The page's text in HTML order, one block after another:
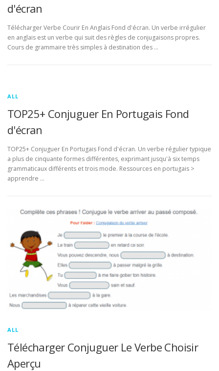
d'écran
Télécharger Verbe Courir En Anglais Fond d'écran. Un verbe irrégulier
en anglais est un verbe qui suit des règles de conjugaisons propres.
Cours de grammaire très simples à destination des …
ALL
TOP25+ Conjuguer En Portugais Fond
d'écran
TOP25+ Conjuguer En Portugais Fond d'écran. Un verbe régulier typique
a plus de cinquante formes différentes, exprimant jusqu'à six temps
grammaticaux différents et trois mode. Ressources en portugais >
apprendre …
ALL
Télécharger Conjuguer Le Verbe Choisir
Aperçu